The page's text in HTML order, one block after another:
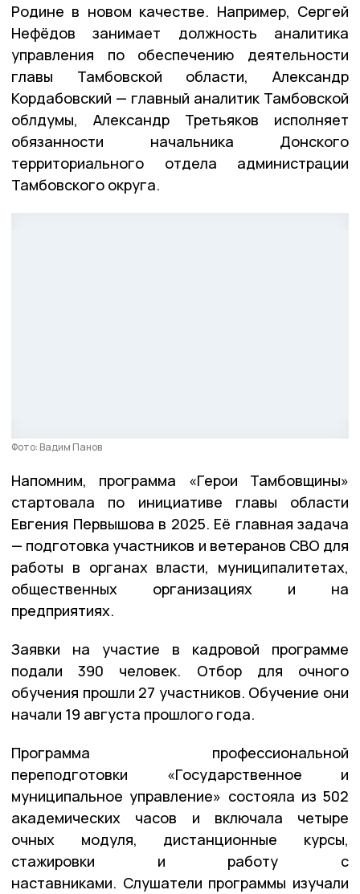
Родине в новом качестве. Например, Сергей
Нефёдов занимает должность аналитика
управления по обеспечению деятельности
главы Тамбовской области, Александр
Кордабовский — главный аналитик Тамбовской
облдумы, Александр Третьяков исполняет
обязанности начальника Донского
территориального отдела администрации
Тамбовского округа.
Фото: Вадим Панов
Напомним, программа «Герои Тамбовщины»
стартовала по инициативе главы области
Евгения Первышова в 2025. Её главная задача
— подготовка участников и ветеранов СВО для
работы в органах власти, муниципалитетах,
общественных организациях и на
предприятиях.
Заявки на участие в кадровой программе
подали 390 человек. Отбор для очного
обучения прошли 27 участников. Обучение они
начали 19 августа прошлого года.
Программа профессиональной
переподготовки «Государственное и
муниципальное управление» состояла из 502
академических часов и включала четыре
очных модуля, дистанционные курсы,
стажировки и работу с
наставниками. Слушатели программы изучали